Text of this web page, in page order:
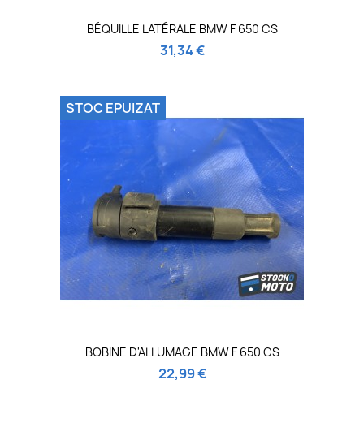
BÉQUILLE LATÉRALE BMW F 650 CS
31,34 €
BOBINE D'ALLUMAGE BMW F 650 CS
22,99 €
STOC EPUIZAT